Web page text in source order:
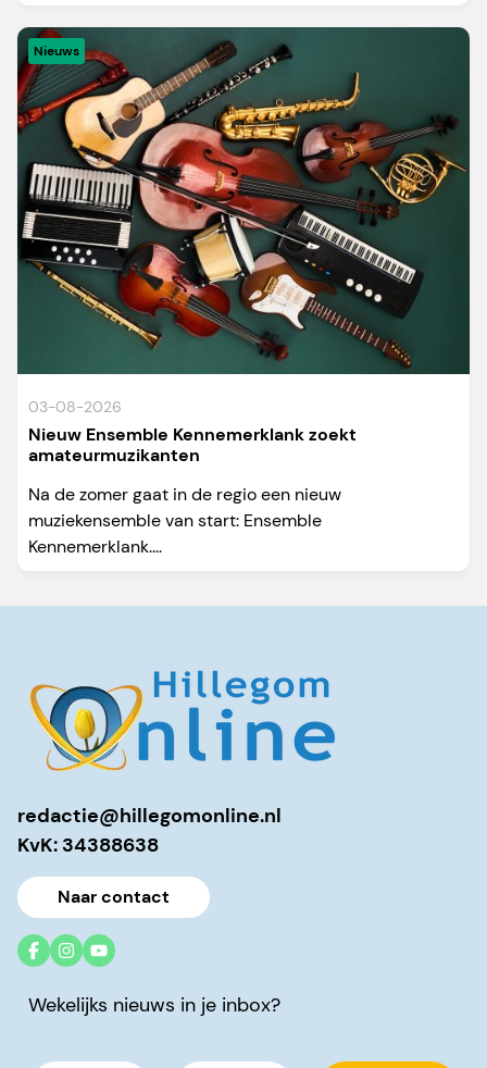
Nieuws
03-08-2026
Nieuw Ensemble Kennemerklank zoekt
amateurmuzikanten
Na de zomer gaat in de regio een nieuw
muziekensemble van start: Ensemble
Kennemerklank....
redactie@hillegomonline.nl
KvK: 34388638
Naar contact
Wekelijks nieuws in je inbox?